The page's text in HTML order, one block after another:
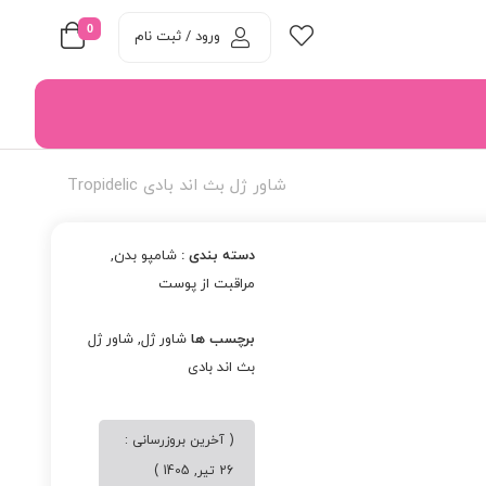
0 ورود / ثبت نام
شاور ژل بث اند بادی Tropidelic
دسته بندی :شامپو بدن,
مراقبت از پوست
برچسب هاشاور ژل,شاور ژل
بث اند بادی
( آخرین بروزرسانی :
26 تیر, 1405 )